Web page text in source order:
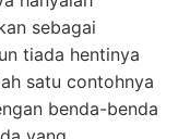
sebagai
tiada hentinya
satu contohnya
benda-benda